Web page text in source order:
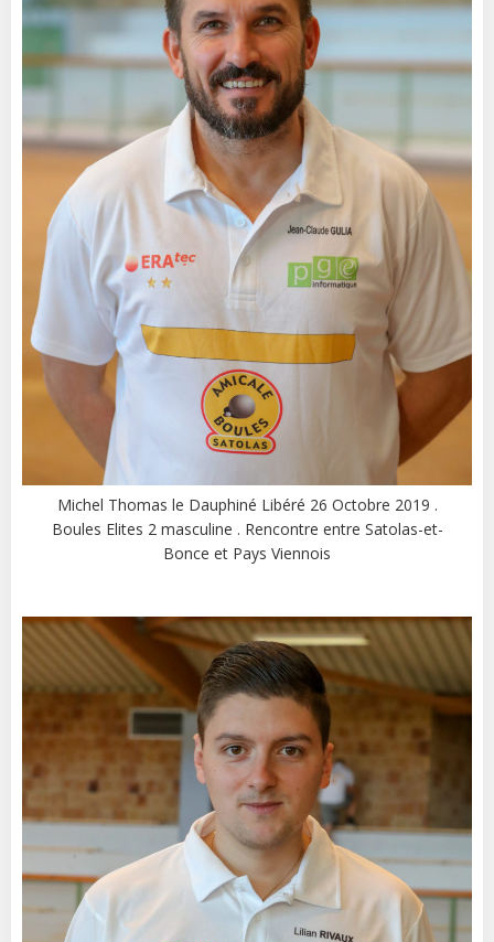
Michel Thomas le Dauphiné Libéré 26 Octobre 2019 .
Boules Elites 2 masculine . Rencontre entre Satolas-et-
Bonce et Pays Viennois